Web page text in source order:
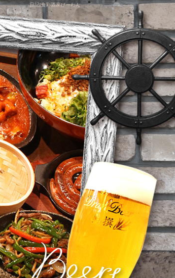
日記|食彩酒家びーわん